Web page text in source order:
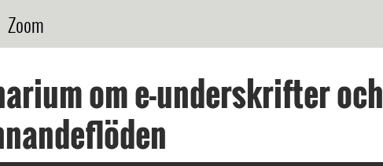
Zoom
om e-underskrifter och